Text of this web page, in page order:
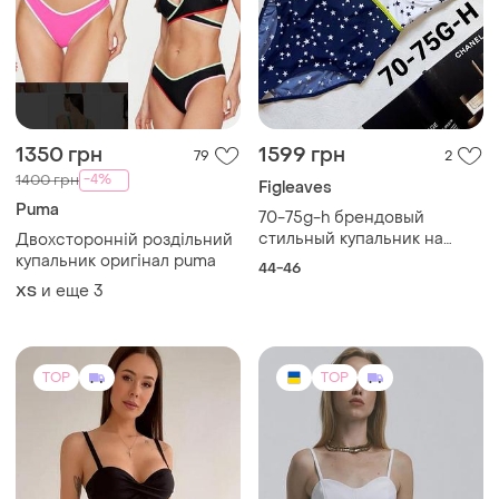
779 грн 32
🖤 Сдельный купальник с
сеточкой (6205)
S и еще
1000 грн 10
STIMMA
Топ-корсет
M